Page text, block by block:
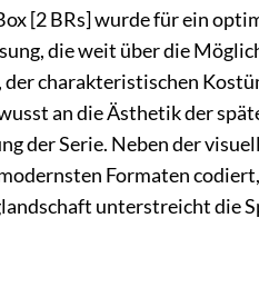
[2 BRs] wurde für ein
die weit über die
charakteristischen
an die Ästhetik der
der Serie. Neben der
Formaten
unterstreicht die